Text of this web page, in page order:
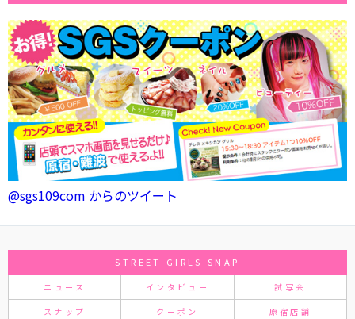
@sgs109com からのツイート
STREET GIRLS SNAP
ニュース インタビュー 試写会
スナップ クーポン 原宿店舗